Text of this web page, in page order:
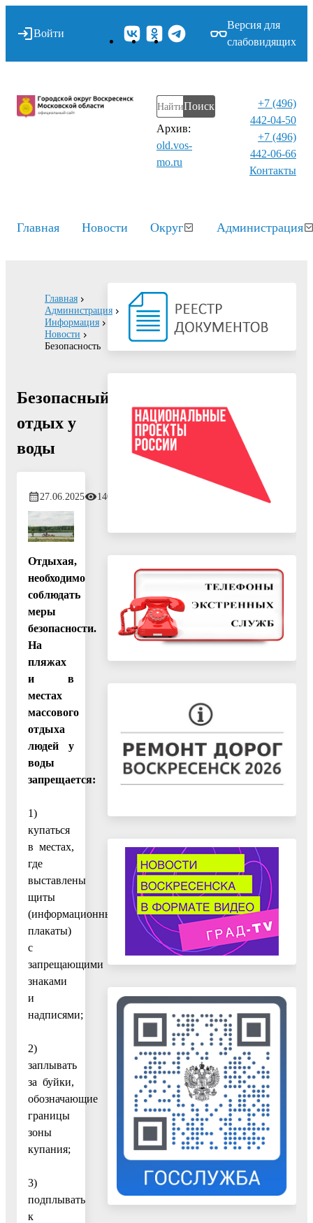
Войти
Версия для
слабовидящих
Поиск
Архив:
old.vos-
mo.ru
+7 (496)
442-04-50
+7 (496)
442-06-66
Контакты⁠
Главная Новости Округ Администрация
Главная
Администрация
Информация
Новости
Безопасность
Безопасный
отдых у
воды
27.06.2025 140
Отдыхая,
необходимо
соблюдать
меры
безопасности.
На
пляжах
и в
местах
массового
отдыха
людей у
воды
запрещается:
1)
купаться
в местах,
где
выставлены
щиты
(информационные
плакаты)
с
запрещающими
знаками
и
надписями;
2)
заплывать
за буйки,
обозначающие
границы
зоны
купания;
3)
подплывать
к